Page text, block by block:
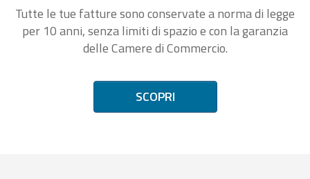
Tutte le tue fatture sono conservate a norma di legge
per 10 anni, senza limiti di spazio e con la garanzia
delle Camere di Commercio.
SCOPRI